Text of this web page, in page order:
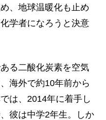
、地球温暖化も止め
学者になろうと決意
る二酸化炭素を空気
海外で約10年前から
は、2014年に着手し
彼は中学2年生。しか